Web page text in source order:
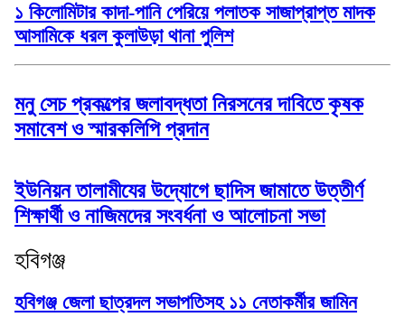
১ কিলোমিটার কাদা-পানি পেরিয়ে পলাতক সাজাপ্রাপ্ত মাদক
আসামিকে ধরল কুলাউড়া থানা পুলিশ
মনু সেচ প্রকল্পের জলাবদ্ধতা নিরসনের দাবিতে কৃষক
সমাবেশ ও স্মারকলিপি প্রদান
ইউনিয়ন তালামীযের উদ্যোগে ছাদিস জামাতে উত্তীর্ণ
শিক্ষার্থী ও নাজিমদের সংবর্ধনা ও আলোচনা সভা
হবিগঞ্জ
হবিগঞ্জ জেলা ছাত্রদল সভাপতিসহ ১১ নেতাকর্মীর জামিন